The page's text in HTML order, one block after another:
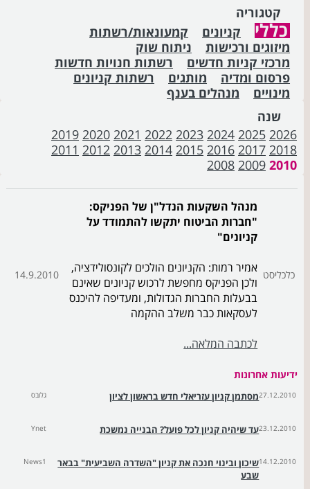
קטגוריה
כללי קניונים
קמעונאות/רשתות
מיזוגים ורכישות
ניתוח שוק
מרכזי קניות חדשים
רשתות חנויות חדשות
פרסום ומדיה
מותגים
רשתות קניונים
מינויים
מנהלים בענף
שנה
2026
2025
2024
2023
2022
2021
2020
2019
2018
2017
2016
2015
2014
2013
2012
2011
2010
2009
2008
כלכליסט
מנהל השקעות הנדל"ן של הפניקס:
"חברות הביטוח יתקשו להתמודד על
קניונים"
אמיר רמות: הקניונים הולכים לקונסולידציה,
ולכן הפניקס מחפשת לרכוש קניונים שאינם
בבעלות החברות הגדולות, ומעדיפה להיכנס
לעסקאות כבר משלב ההקמה
לכתבה המלאה...
14.9.2010
ידיעות אחרונות
27.12.2010מסתמן קניון עזריאלי חדש בראשון לציון גלובס
23.12.2010עד שיהיה קניון לכל פועל? הבנייה נמשכת Ynet
14.12.2010שיכון ובינוי חנכה את קניון "השדרה השביעית" בבאר
שבע
News1